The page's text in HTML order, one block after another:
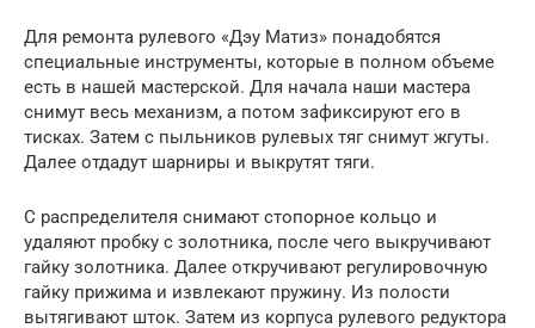
Для ремонта рулевого «Дэу Матиз» понадобятся
специальные инструменты, которые в полном объеме
есть в нашей мастерской. Для начала наши мастера
снимут весь механизм, а потом зафиксируют его в
тисках. Затем с пыльников рулевых тяг снимут жгуты.
Далее отдадут шарниры и выкрутят тяги.
С распределителя снимают стопорное кольцо и
удаляют пробку с золотника, после чего выкручивают
гайку золотника. Далее откручивают регулировочную
гайку прижима и извлекают пружину. Из полости
вытягивают шток. Затем из корпуса рулевого редуктора